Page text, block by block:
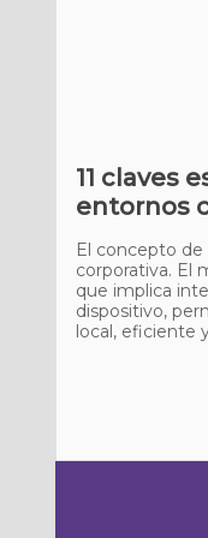
11 claves
entornos
El concepto de
corporativa. El
que implica
dispositivo,
local, eficiente